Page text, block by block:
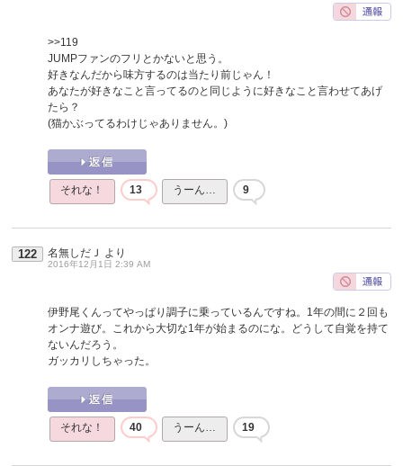
>>119
JUMPファンのフリとかないと思う。
好きなんだから味方するのは当たり前じゃん！
あなたが好きなこと言ってるのと同じように好きなこと言わせてあげ
たら？
(猫かぶってるわけじゃありません。)
それな！ 13 うーん… 9
122 名無しだＪ より
2016年12月1日 2:39 AM
伊野尾くんってやっぱり調子に乗っているんですね。1年の間に２回も
オンナ遊び。これから大切な1年が始まるのにな。どうして自覚を持て
ないんだろう。
ガッカリしちゃった。
それな！ 40 うーん… 19